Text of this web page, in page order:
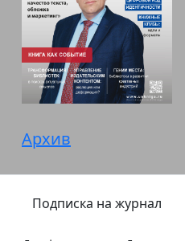
Архив
Подписка на журнал